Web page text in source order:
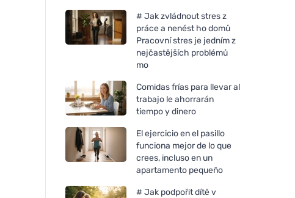
# Jak zvládnout stres z
práce a nenést ho domů
Pracovní stres je jedním z
nejčastějších problémů
mo
Comidas frías para llevar al
trabajo le ahorrarán
tiempo y dinero
El ejercicio en el pasillo
funciona mejor de lo que
crees, incluso en un
apartamento pequeño
# Jak podpořit dítě v